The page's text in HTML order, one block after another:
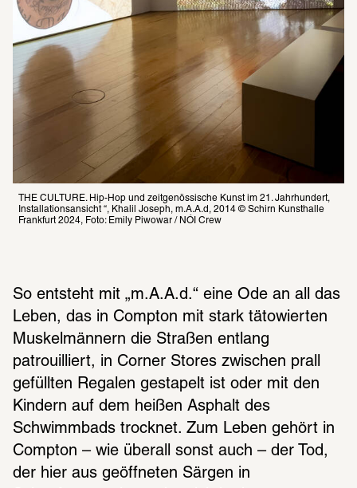
THE CULTURE. Hip-Hop und zeitgenössische Kunst im 21. Jahrhundert,
Installationsansicht “, Khalil Joseph, m.A.A.d, 2014 © Schirn Kunsthalle
Frankfurt 2024, Foto: Emily Piwowar / NÓI Crew
So entsteht mit „m.A.A.d.“ eine Ode an all das
Leben, das in Compton mit stark tätowierten
Muskelmännern die Straßen entlang
patrouilliert, in Corner Stores zwischen prall
gefüllten Regalen gestapelt ist oder mit den
Kindern auf dem heißen Asphalt des
Schwimmbads trocknet. Zum Leben gehört in
Compton – wie überall sonst auch – der Tod,
der hier aus geöffneten Särgen in